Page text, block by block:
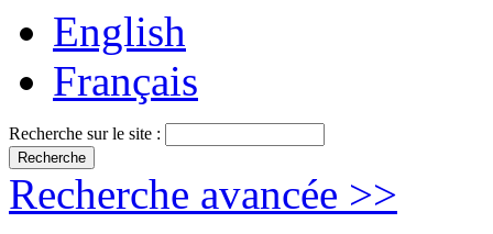
English
Français
Recherche sur le site :
Recherche avancée >>